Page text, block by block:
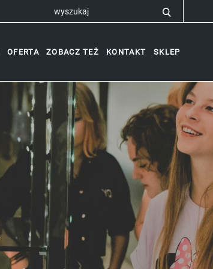
OFERTA ZOBACZ TEŻ KONTAKT SKLEP